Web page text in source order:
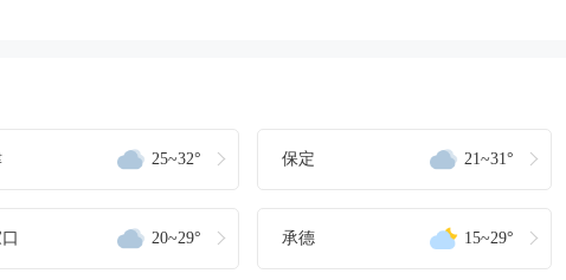
25~32° 保定 21~31°
20~29° 承德 15~29°